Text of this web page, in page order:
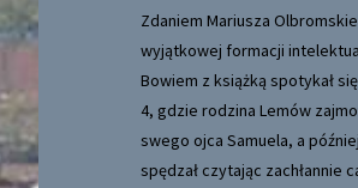
Zdaniem Mariusza
wyjątkowej formacji
Bowiem z książką spotykał
4, gdzie rodzina Lemów
swego ojca Samuela, a
spędzał czytając zachłannie